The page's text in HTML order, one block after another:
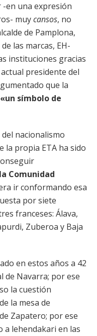
-en una expresión
muycansos, no
de Pamplona,
las marcas, EH-
instituciones gracias
presidente del
que la
«un símbolo de
nacionalismo
la propia ETA ha sido
Comunidad
ir conformando esa
por siete
franceses: Álava,
Zuberoa y Baja
en estos años a 42
de Navarra; por ese
la cuestión
la mesa de
Zapatero; por ese
a lehendakari en las